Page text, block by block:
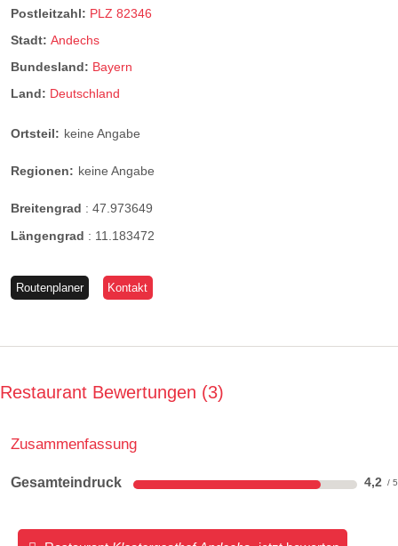
Postleitzahl: PLZ 82346
Stadt: Andechs
Bundesland: Bayern
Land: Deutschland
Ortsteil: keine Angabe
Regionen: keine Angabe
Breitengrad : 47.973649
Längengrad : 11.183472
Routenplaner Kontakt
Restaurant Bewertungen 3
Zusammenfassung
Gesamteindruck 4,2